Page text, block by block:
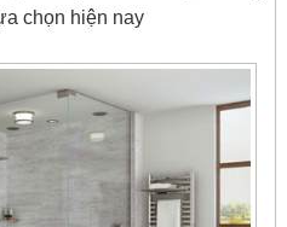
chọn hiện nay